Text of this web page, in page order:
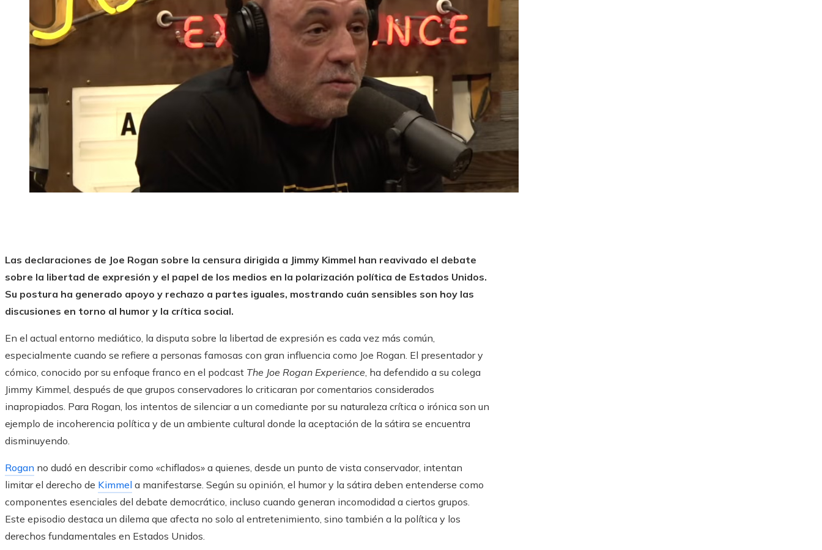
Las declaraciones de Joe Rogan sobre la censura dirigida a Jimmy Kimmel han reavivado el debate
sobre la libertad de expresión y el papel de los medios en la polarización política de Estados Unidos.
Su postura ha generado apoyo y rechazo a partes iguales, mostrando cuán sensibles son hoy las
discusiones en torno al humor y la crítica social.
En el actual entorno mediático, la disputa sobre la libertad de expresión es cada vez más común,
especialmente cuando se refiere a personas famosas con gran influencia como Joe Rogan. El presentador y
cómico, conocido por su enfoque franco en el podcast The Joe Rogan Experience, ha defendido a su colega
Jimmy Kimmel, después de que grupos conservadores lo criticaran por comentarios considerados
inapropiados. Para Rogan, los intentos de silenciar a un comediante por su naturaleza crítica o irónica son un
ejemplo de incoherencia política y de un ambiente cultural donde la aceptación de la sátira se encuentra
disminuyendo.
Rogan no dudó en describir como «chiflados» a quienes, desde un punto de vista conservador, intentan
limitar el derecho de Kimmel a manifestarse. Según su opinión, el humor y la sátira deben entenderse como
componentes esenciales del debate democrático, incluso cuando generan incomodidad a ciertos grupos.
Este episodio destaca un dilema que afecta no solo al entretenimiento, sino también a la política y los
derechos fundamentales en Estados Unidos.